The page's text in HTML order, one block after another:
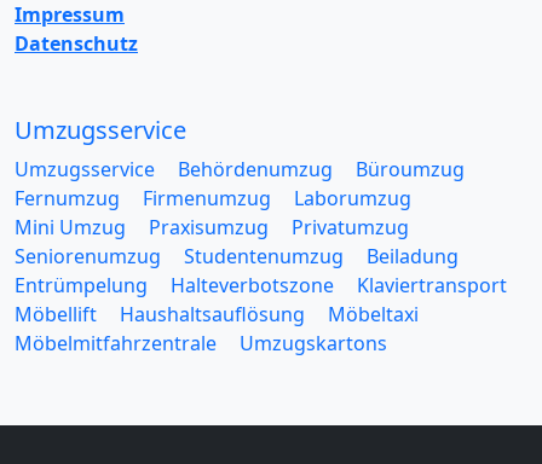
Impressum
Datenschutz
Umzugsservice
Umzugsservice Behördenumzug
Büroumzug
Fernumzug
Firmenumzug
Laborumzug
Mini Umzug
Praxisumzug
Privatumzug
Seniorenumzug
Studentenumzug
Beiladung
Entrümpelung
Halteverbotszone
Klaviertransport
Möbellift
Haushaltsauflösung
Möbeltaxi
Möbelmitfahrzentrale
Umzugskartons